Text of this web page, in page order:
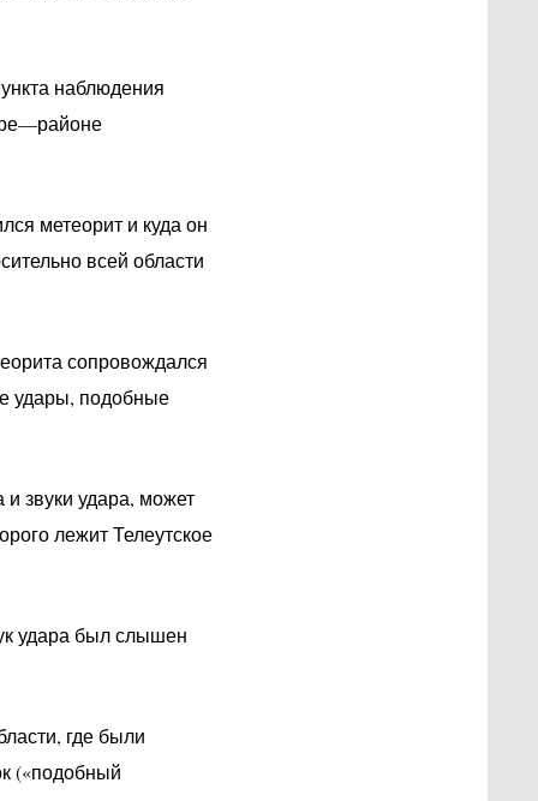
наблюдения
метеорит и куда он
всей области
сопровождался
удары, подобные
звуки удара, может
лежит Телеутское
удара был слышен
где были
(«подобный